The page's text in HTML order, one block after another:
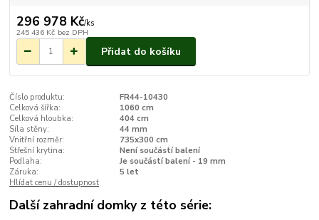
296 978 Kč/ks
245 436 Kč bez DPH
Přidat do košíku
Číslo produktu:
FR44-10430
Celková šířka:
1060 cm
Celková hloubka:
404 cm
Síla stěny:
44 mm
Vnitřní rozměr:
735x300 cm
Střešní krytina:
Není součástí balení
Podlaha:
Je součástí balení - 19 mm
Záruka:
5 let
Hlídat cenu / dostupnost
Další zahradní domky z této série: